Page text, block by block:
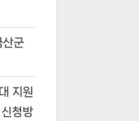
산군
지원
청방